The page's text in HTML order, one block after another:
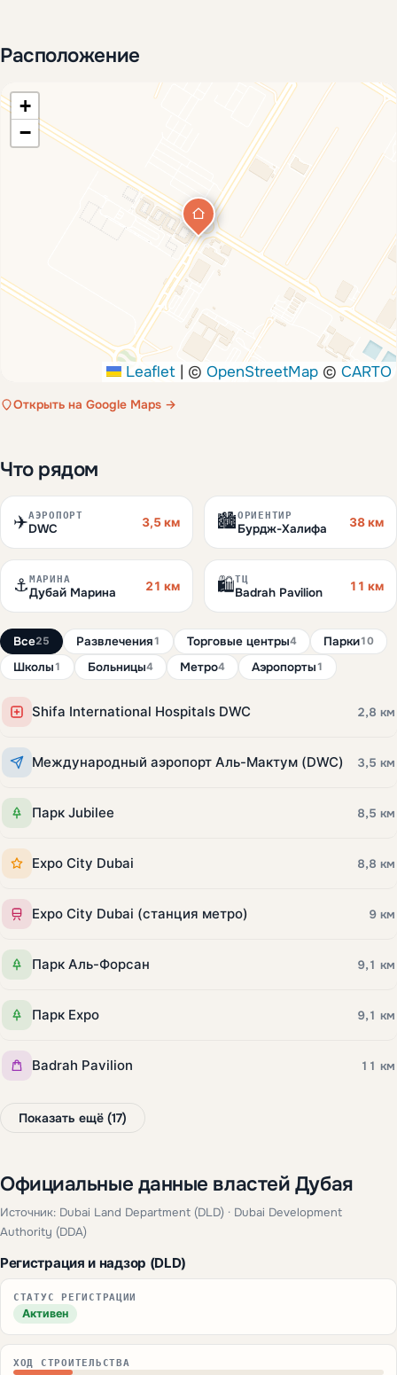
Расположение
+
−
Leaflet | © OpenStreetMap © CARTO
Открыть на Google Maps →
Что рядом
✈️АЭРОПОРТ
DWC 3,5 км 🏙️ОРИЕНТИР
Бурдж-Халифа 38 км
⚓ МАРИНА
Дубай Марина 21 км 🛍️ТЦ
Badrah Pavilion 11 км
Все25 Развлечения1 Торговые центры4 Парки10
Школы1 Больницы4 Метро4 Аэропорты1
Shifa International Hospitals DWC 2,8 км
Международный аэропорт Аль-Мактум (DWC) 3,5 км
Парк Jubilee 8,5 км
Expo City Dubai 8,8 км
Expo City Dubai (станция метро) 9 км
Парк Аль-Форсан 9,1 км
Парк Expo 9,1 км
Badrah Pavilion 11 км
Показать ещё (17)
Официальные данные властей Дубая
Источник: Dubai Land Department (DLD) · Dubai Development
Authority (DDA)
Регистрация и надзор (DLD)
СТАТУС РЕГИСТРАЦИИ
Активен
ХОД СТРОИТЕЛЬСТВА